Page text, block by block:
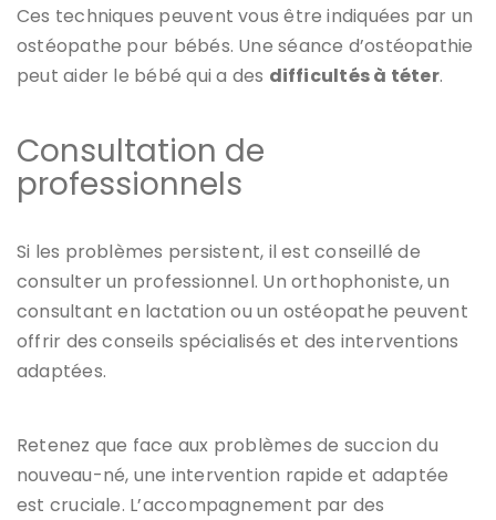
Ces techniques peuvent vous être indiquées par un
ostéopathe pour bébés. Une séance d’ostéopathie
peut aider le bébé qui a des difficultés à téter.
Consultation de
professionnels
Si les problèmes persistent, il est conseillé de
consulter un professionnel. Un orthophoniste, un
consultant en lactation ou un ostéopathe peuvent
offrir des conseils spécialisés et des interventions
adaptées.
Retenez que face aux problèmes de succion du
nouveau-né, une intervention rapide et adaptée
est cruciale. L’accompagnement par des